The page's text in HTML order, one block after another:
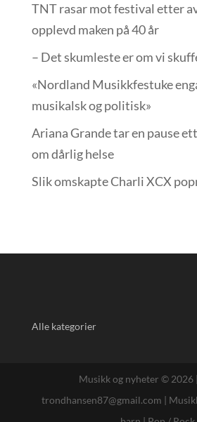
TNT rasar mot festival etter
opplevd maken på 40 år
– Det skumleste er om vi
«Nordland Musikkfest­uke
musikalsk og politisk»
Ariana Grande tar en pause
om dårlig helse
Slik omskapte Charli XCX
Alle kategorier
Musikk og nyheter © 2026 |
trondhansen87@gmail.com |